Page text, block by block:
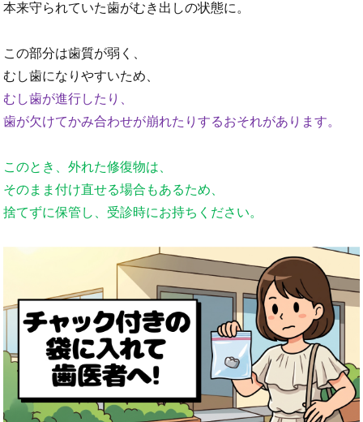
本来守られていた歯がむき出しの状態に。
この部分は歯質が弱く、
むし歯になりやすいため、
むし歯が進行したり、
歯が欠けてかみ合わせが崩れたりするおそれがあります。
このとき、外れた修復物は、
そのまま付け直せる場合もあるため、
捨てずに保管し、受診時にお持ちください。